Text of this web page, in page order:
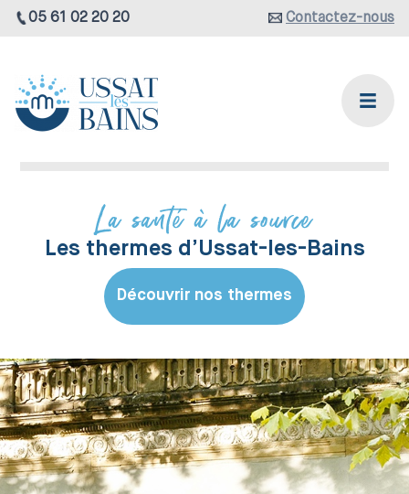
05 61 02 20 20 Contactez-nous
La santé à la source
Les thermes d’Ussat-les-Bains
Découvrir nos thermes